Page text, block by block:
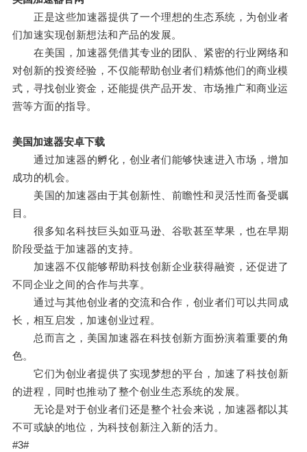
正是这些加速器提供了一个理想的生态系统，为创业者
们加速实现创新想法和产品的发展。
在美国，加速器凭借其专业的团队、紧密的行业网络和
对创新的投资经验，不仅能帮助创业者们精炼他们的商业模
式，寻找创业资金，还能提供产品开发、市场推广和商业运
营等方面的指导。
美国加速器安卓下载
通过加速器的孵化，创业者们能够快速进入市场，增加
成功的机会。
美国的加速器由于其创新性、前瞻性和灵活性而备受瞩
目。
很多知名科技巨头如亚马逊、谷歌甚至苹果，也在早期
阶段受益于加速器的支持。
加速器不仅能够帮助科技创新企业获得融资，还促进了
不同企业之间的合作与共享。
通过与其他创业者的交流和合作，创业者们可以共同成
长，相互启发，加速创业过程。
总而言之，美国加速器在科技创新方面扮演着重要的角
色。
它们为创业者提供了实现梦想的平台，加速了科技创新
的进程，同时也推动了整个创业生态系统的发展。
无论是对于创业者们还是整个社会来说，加速器都以其
不可或缺的地位，为科技创新注入新的活力。
#3#